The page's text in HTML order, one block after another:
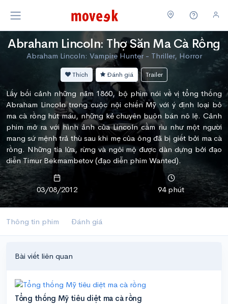
Abraham Lincoln: Thợ Săn Ma Cà Rồng
Abraham Lincoln: Vampire Hunter - Thriller, Horror
Thích Đánh giá Trailer
Lấy bối cảnh những năm 1860, bộ phim nói về vị tổng thống
Abraham Lincoln trong cuộc nội chiến Mỹ với ý định loại bỏ
ma cà rồng hút máu, những kẻ chuyên buôn bán nô lệ. Cảnh
phim mở ra với hình ảnh của Lincoln cầm rìu như một người
mang sứ mệnh trả thù sau khi mẹ của ông đã bị giết bởi ma cà
rồng. Những tia lửa, rừng và ngôi mộ được dàn dựng bởi đạo
diễn Timur Bekmambetov (đạo diễn phim Wanted).
03/08/2012 94 phút
Thông tin phim Đánh giá
Bài viết liên quan
Tổng thống Mỹ tiêu diệt ma cà rồng